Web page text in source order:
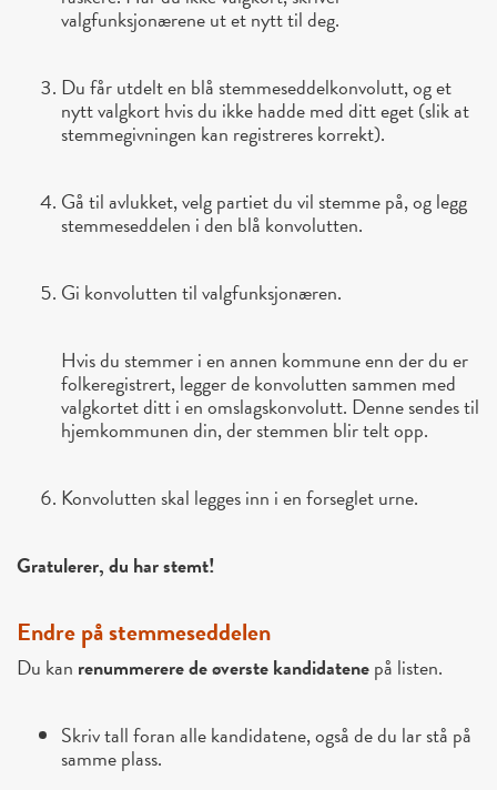
valgfunksjonærene ut et nytt til deg.
Du får utdelt en blå stemmeseddelkonvolutt, og et
nytt valgkort hvis du ikke hadde med ditt eget (slik at
stemmegivningen kan registreres korrekt).
Gå til avlukket, velg partiet du vil stemme på, og legg
stemmeseddelen i den blå konvolutten.
Gi konvolutten til valgfunksjonæren.
Hvis du stemmer i en annen kommune enn der du er
folkeregistrert, legger de konvolutten sammen med
valgkortet ditt i en omslagskonvolutt. Denne sendes til
hjemkommunen din, der stemmen blir telt opp.
Konvolutten skal legges inn i en forseglet urne.
Gratulerer, du har stemt!
Endre på stemmeseddelen
Du kan renummerere de øverste kandidatenepå listen.
Skriv tall foran alle kandidatene, også de du lar stå på
samme plass.